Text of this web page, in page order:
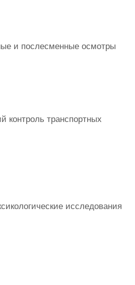
и послесменные осмотры
контроль транспортных
исследования